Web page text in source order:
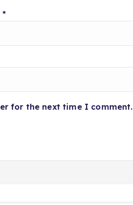
*
for the next time I comment.